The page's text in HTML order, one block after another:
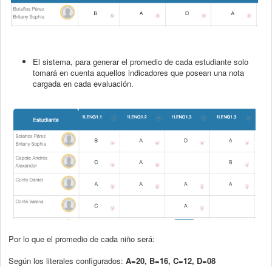
El sistema, para generar el promedio de cada estudiante solo
tomará en cuenta aquellos indicadores que posean una nota
cargada en cada evaluación.
Por lo que el promedio de cada niño será:
Según los literales configurados: A=20, B=16, C=12, D=08